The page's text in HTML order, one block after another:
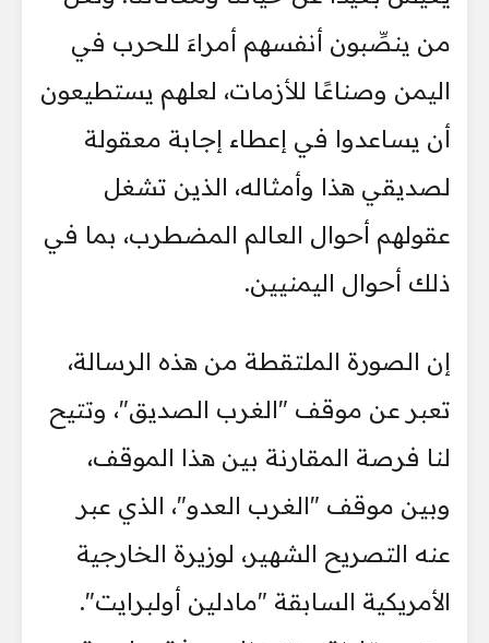
من ينصِّبون أنفسهم أمراءَ للحرب في
اليمن وصناعًا للأزمات، لعلهم يستطيعون
أن يساعدوا في إعطاء إجابة معقولة
لصديقي هذا وأمثاله، الذين تشغل
عقولهم أحوال العالم المضطرب، بما في
ذلك أحوال اليمنيين.
إن الصورة الملتقطة من هذه الرسالة،
تعبر عن موقف "الغرب الصديق"، وتتيح
لنا فرصة المقارنة بين هذا الموقف،
وبين موقف "الغرب العدو"، الذي عبر
عنه التصريح الشهير، لوزيرة الخارجية
الأمريكية السابقة "مادلين أولبرايت".